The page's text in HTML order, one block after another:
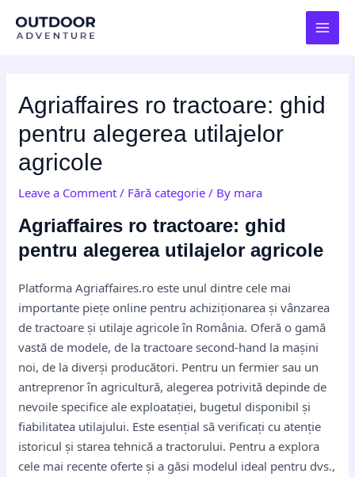
Agriaffaires ro tractoare: ghid
pentru alegerea utilajelor
agricole
Leave a Comment / Fără categorie / By mara
Agriaffaires ro tractoare: ghid
pentru alegerea utilajelor agricole
Platforma Agriaffaires.ro este unul dintre cele mai
importante piețe online pentru achiziționarea și vânzarea
de tractoare și utilaje agricole în România. Oferă o gamă
vastă de modele, de la tractoare second-hand la mașini
noi, de la diverși producători. Pentru un fermier sau un
antreprenor în agricultură, alegerea potrivită depinde de
nevoile specifice ale exploatației, bugetul disponibil și
fiabilitatea utilajului. Este esențial să verificați cu atenție
istoricul și starea tehnică a tractorului. Pentru a explora
cele mai recente oferte și a găsi modelul ideal pentru dvs.,
navigation